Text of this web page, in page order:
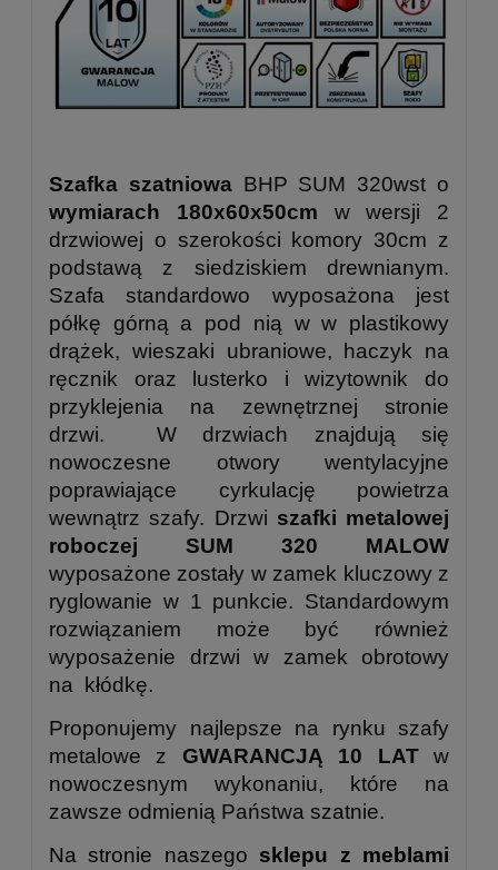
Szafka szatniowaBHP SUM 320wst o
wymiarach 180x60x50cm w wersji 2
drzwiowej o szerokości komory 30cm z
podstawą z siedziskiem drewnianym.
Szafa standardowo wyposażona jest
półkę górną a pod nią w w plastikowy
drążek, wieszaki ubraniowe, haczyk na
ręcznik oraz lusterko i wizytownik do
przyklejenia na zewnętrznej stronie
drzwi. W drzwiach znajdują się
nowoczesne otwory wentylacyjne
poprawiające cyrkulację powietrza
wewnątrz szafy. Drzwi szafki metalowej
roboczej SUM 320 MALOW
wyposażone zostały w zamek kluczowy z
ryglowanie w 1 punkcie. Standardowym
rozwiązaniem może być również
wyposażenie drzwi w zamek obrotowy
na kłódkę.
Proponujemy najlepsze na rynku szafy
metalowe z GWARANCJĄ 10 LATw
nowoczesnym wykonaniu, które na
zawsze odmienią Państwa szatnie.
Na stronie naszego sklepu z meblami